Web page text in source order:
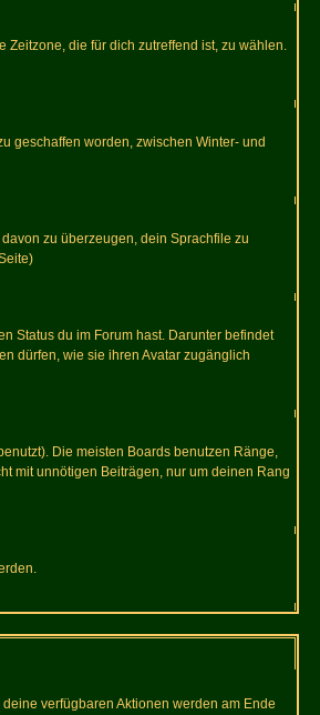
die für dich zutreffend ist, zu wählen.
geschaffen worden, zwischen Winter- und
zu überzeugen, dein Sprachfile zu
Status du im Forum hast. Darunter befindet
dürfen, wie sie ihren Avatar zugänglich
Die meisten Boards benutzen Ränge,
mit unnötigen Beiträgen, nur um deinen Rang
verfügbaren Aktionen werden am Ende